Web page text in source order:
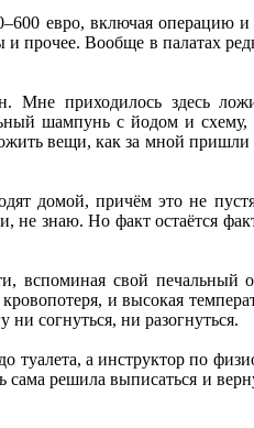
евро, включая операцию
и прочее. Вообще в палатах
Мне приходилось здесь
шампунь с йодом и
вещи, как за мной
домой, причём это не
не знаю. Но факт остаётся
вспоминая свой печальный
и высокая
согнуться, ни разогнуться.
туалета, а инструктор по
сама решила выписаться и